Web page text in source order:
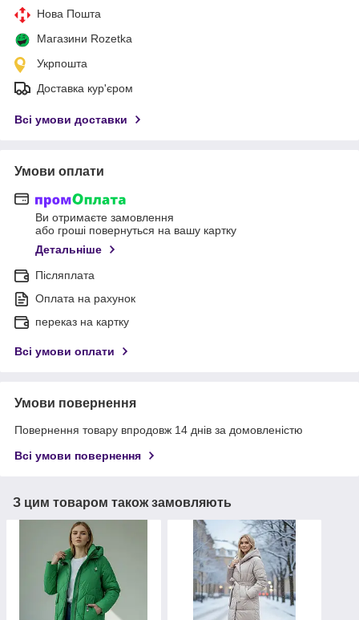
Нова Пошта
Магазини Rozetka
Укрпошта
Доставка кур'єром
Всі умови доставки
Умови оплати
Ви отримаєте замовлення
або гроші повернуться на вашу картку
Детальніше
Післяплата
Оплата на рахунок
переказ на картку
Всі умови оплати
Умови повернення
Повернення товару впродовж 14 днів за домовленістю
Всі умови повернення
З цим товаром також замовляють